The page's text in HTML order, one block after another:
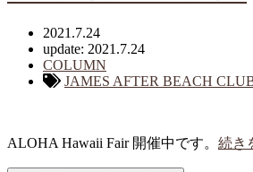
2021.7.24
update: 2021.7.24
COLUMN
JAMES AFTER BEACH
ALOHA Hawaii Fair 開催中です。 続き